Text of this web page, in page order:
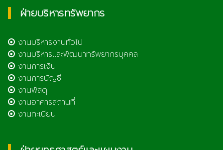
ฝ่ายบริหารทรัพยากร
งานบริหารงานทั่วไป
งานบริหารและพัฒนาทรัพยากรบุคคล
งานการเงิน
งานการบัญชี
งานพัสดุ
งานอาคารสถานที่
งานทะเบียน